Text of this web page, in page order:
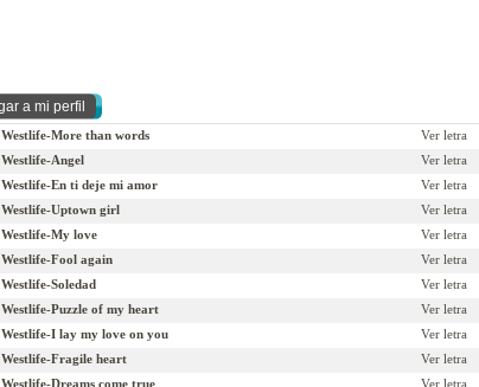
Westlife-More than words
Ver letra
Westlife-Angel
Ver letra
Westlife-En ti deje mi amor
Ver letra
Westlife-Uptown girl
Ver letra
Westlife-My love
Ver letra
Westlife-Fool again
Ver letra
Westlife-Soledad
Ver letra
Westlife-Puzzle of my heart
Ver letra
Westlife-I lay my love on you
Ver letra
Westlife-Fragile heart
Ver letra
Westlife-Dreams come true
Ver letra